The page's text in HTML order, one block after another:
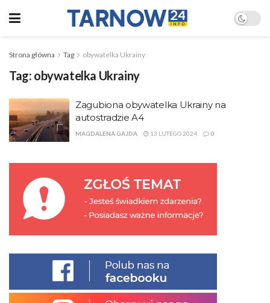
Strona główna Tag obywatelka Ukrainy
Tag: obywatelka Ukrainy
Zagubiona obywatelka Ukrainy na
autostradzie A4
MAGDALENA GAJDA 13 LUTEGO 2024 0